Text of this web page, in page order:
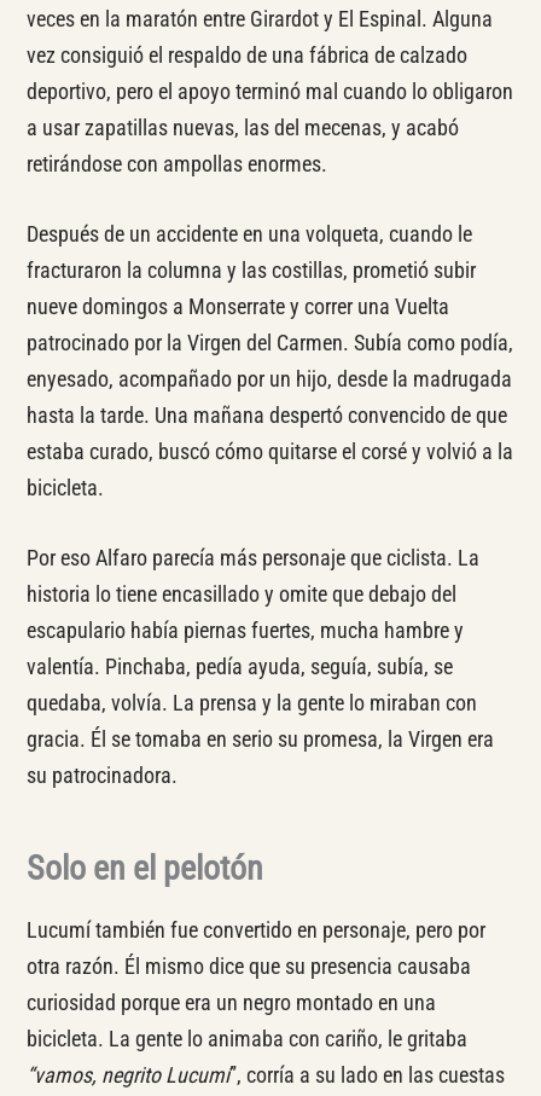
veces en la maratón entre Girardot y El Espinal. Alguna
vez consiguió el respaldo de una fábrica de calzado
deportivo, pero el apoyo terminó mal cuando lo obligaron
a usar zapatillas nuevas, las del mecenas, y acabó
retirándose con ampollas enormes.
Después de un accidente en una volqueta, cuando le
fracturaron la columna y las costillas, prometió subir
nueve domingos a Monserrate y correr una Vuelta
patrocinado por la Virgen del Carmen. Subía como podía,
enyesado, acompañado por un hijo, desde la madrugada
hasta la tarde. Una mañana despertó convencido de que
estaba curado, buscó cómo quitarse el corsé y volvió a la
bicicleta.
Por eso Alfaro parecía más personaje que ciclista. La
historia lo tiene encasillado y omite que debajo del
escapulario había piernas fuertes, mucha hambre y
valentía. Pinchaba, pedía ayuda, seguía, subía, se
quedaba, volvía. La prensa y la gente lo miraban con
gracia. Él se tomaba en serio su promesa, la Virgen era
su patrocinadora.
Solo en el pelotón
Lucumí también fue convertido en personaje, pero por
otra razón. Él mismo dice que su presencia causaba
curiosidad porque era un negro montado en una
bicicleta. La gente lo animaba con cariño, le gritaba
“vamos, negrito Lucumí”, corría a su lado en las cuestas